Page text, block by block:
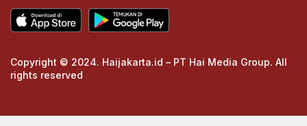
Copyright © 2024. Haijakarta.id – PT Hai Media Group. All
rights reserved